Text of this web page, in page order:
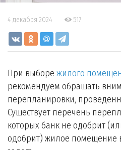
4 декабря 2024 517
При выборе жилого
рекомендуем обращать
перепланировки,
Существует перечень
которых банк не одобрит
одобрит) жилое помещение